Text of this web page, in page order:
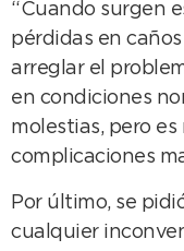
“Cuando surgen
pérdidas en
arreglar el
en condiciones
molestias, pero
complicaciones
Por último, se
cualquier